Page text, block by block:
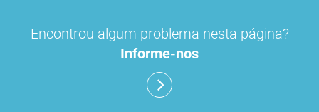
Encontrou algum problema nesta página?
Informe-nos